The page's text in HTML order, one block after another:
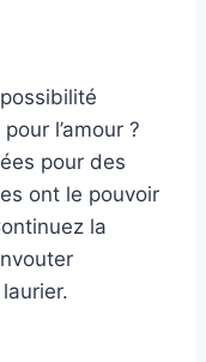
l’amour ?
pour des
ont le pouvoir
la